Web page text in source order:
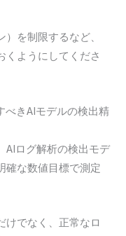
を制限するなど、
くようにしてくださ
べきAIモデルの検出精
AIログ解析の検出モデ
確な数値目標で測定
けでなく、正常なロ